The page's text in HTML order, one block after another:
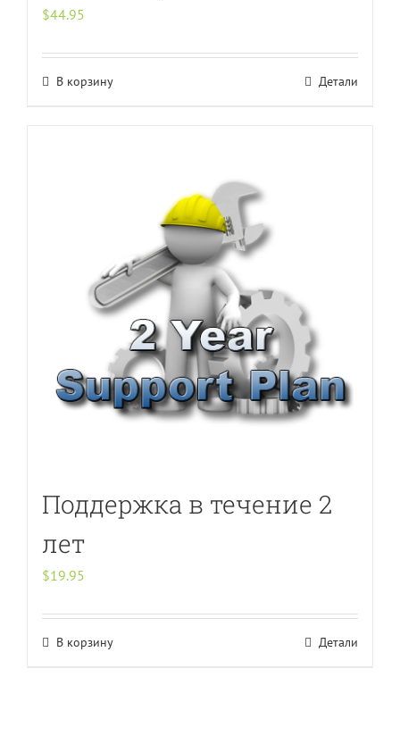
$44.95
В корзину Детали
Поддержка в течение 2
лет
$19.95
В корзину Детали